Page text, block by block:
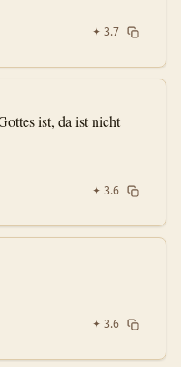
✦ 3.7
ist, da ist nicht
✦ 3.6
✦ 3.6